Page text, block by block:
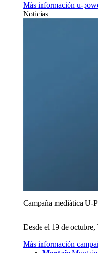
Más información
Noticias
Campaña mediática
Desde el 19 de
Más información